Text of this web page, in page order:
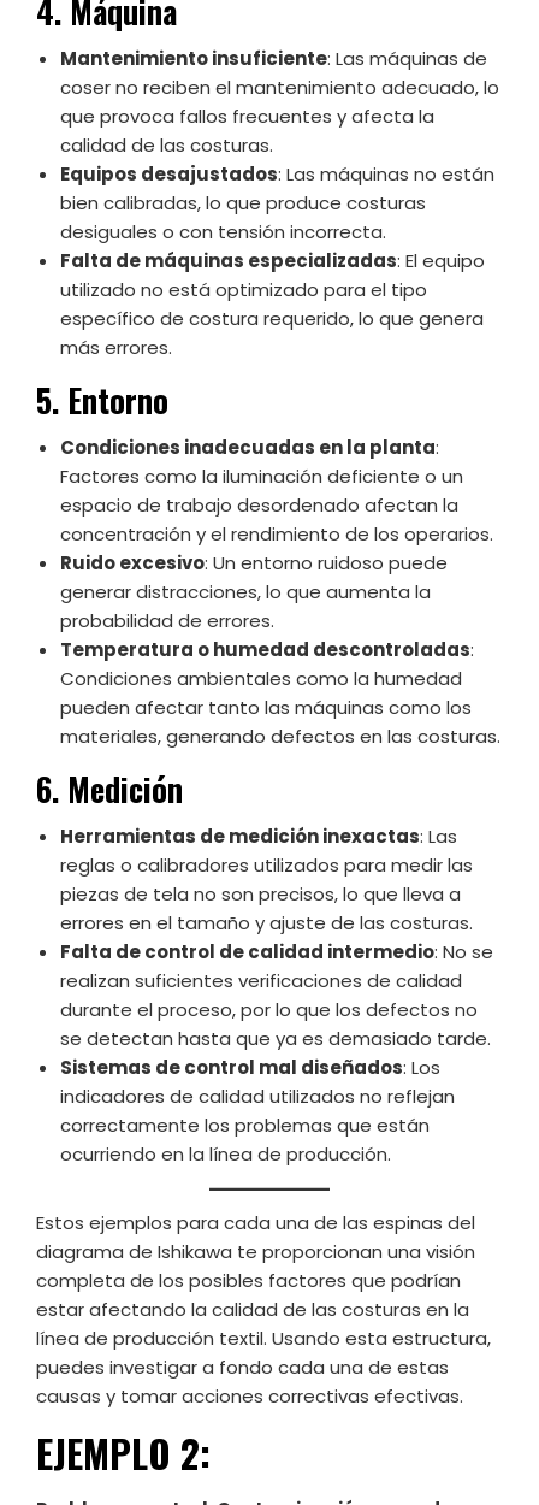
4. Máquina
Mantenimiento insuficiente: Las máquinas de
coser no reciben el mantenimiento adecuado, lo
que provoca fallos frecuentes y afecta la
calidad de las costuras.
Equipos desajustados: Las máquinas no están
bien calibradas, lo que produce costuras
desiguales o con tensión incorrecta.
Falta de máquinas especializadas: El equipo
utilizado no está optimizado para el tipo
específico de costura requerido, lo que genera
más errores.
5. Entorno
Condiciones inadecuadas en la planta:
Factores como la iluminación deficiente o un
espacio de trabajo desordenado afectan la
concentración y el rendimiento de los operarios.
Ruido excesivo: Un entorno ruidoso puede
generar distracciones, lo que aumenta la
probabilidad de errores.
Temperatura o humedad descontroladas:
Condiciones ambientales como la humedad
pueden afectar tanto las máquinas como los
materiales, generando defectos en las costuras.
6. Medición
Herramientas de medición inexactas: Las
reglas o calibradores utilizados para medir las
piezas de tela no son precisos, lo que lleva a
errores en el tamaño y ajuste de las costuras.
Falta de control de calidad intermedio: No se
realizan suficientes verificaciones de calidad
durante el proceso, por lo que los defectos no
se detectan hasta que ya es demasiado tarde.
Sistemas de control mal diseñados: Los
indicadores de calidad utilizados no reflejan
correctamente los problemas que están
ocurriendo en la línea de producción.
Estos ejemplos para cada una de las espinas del
diagrama de Ishikawa te proporcionan una visión
completa de los posibles factores que podrían
estar afectando la calidad de las costuras en la
línea de producción textil. Usando esta estructura,
puedes investigar a fondo cada una de estas
causas y tomar acciones correctivas efectivas.
EJEMPLO 2: